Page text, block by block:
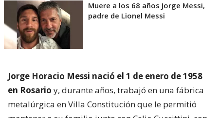
Muere a los 68 años Jorge Messi,
padre de Lionel Messi
Jorge Horacio Messi nació el 1 de enero de 1958
en Rosario y, durante años, trabajó en una fábrica
metalúrgica en Villa Constitución que le permitió